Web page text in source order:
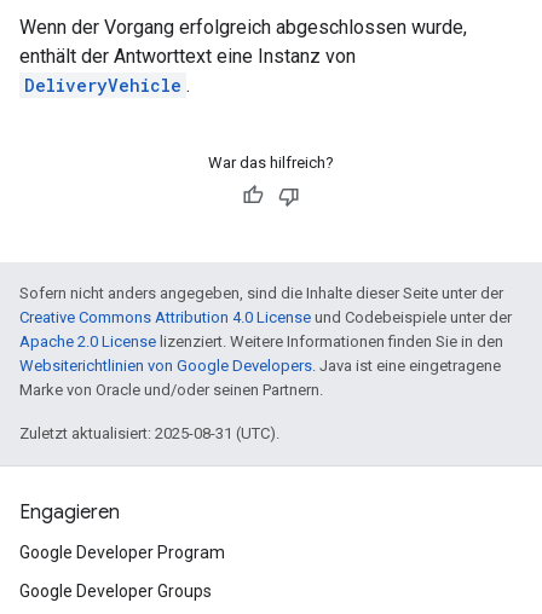
Wenn der Vorgang erfolgreich abgeschlossen wurde,
enthält der Antworttext eine Instanz von
DeliveryVehicle .
War das hilfreich?
Sofern nicht anders angegeben, sind die Inhalte dieser Seite unter der
Creative Commons Attribution 4.0 License und Codebeispiele unter der
Apache 2.0 License lizenziert. Weitere Informationen finden Sie in den
Websiterichtlinien von Google Developers. Java ist eine eingetragene
Marke von Oracle und/oder seinen Partnern.
Zuletzt aktualisiert: 2025-08-31 (UTC).
Engagieren
Google Developer Program
Google Developer Groups